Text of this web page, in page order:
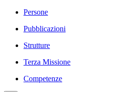
Persone
Pubblicazioni
Strutture
Terza Missione
Competenze